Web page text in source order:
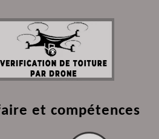
et compétences